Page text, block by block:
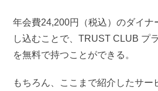
年会費24,200円（税込）のダイナ
し込むことで、TRUST CLUB プ
を無料で持つことができる。
もちろん、ここまで紹介したサー